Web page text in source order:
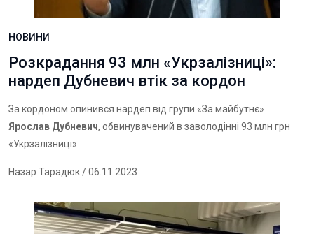
НОВИНИ
Розкрадання 93 млн «Укрзалізниці»:
нардеп Дубневич втік за кордон
За кордоном опинився нардеп від групи «За майбутнє»
Ярослав Дубневич, обвинувачений в заволодінні 93 млн грн
«Укрзалізниці»
Назар Тарадюк/ 06.11.2023